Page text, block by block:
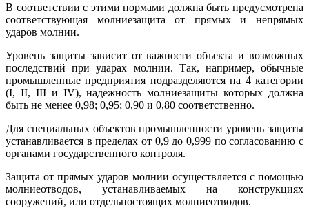
В соответствии с этими нормами должна быть предусмотрена
соответствующая молниезащита от прямых и непрямых
ударов молнии.
Уровень защиты зависит от важности объекта и возможных
последствий при ударах молнии. Так, например, обычные
промышленные предприятия подразделяются на 4 категории
(I, II, III и IV), надежность молниезащиты которых должна
быть не менее 0,98; 0,95; 0,90 и 0,80 соответственно.
Для специальных объектов промышленности уровень защиты
устанавливается в пределах от 0,9 до 0,999 по согласованию с
органами государственного контроля.
Защита от прямых ударов молнии осуществляется с помощью
молниеотводов, устанавливаемых на конструкциях
сооружений, или отдельностоящих молниеотводов.